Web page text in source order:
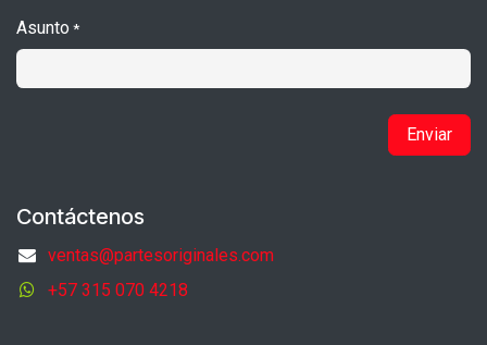
Asunto *
Enviar
Contáctenos
ventas@partesoriginales.com
+57 315 070 4218